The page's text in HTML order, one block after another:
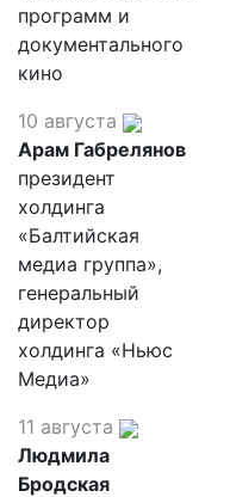
программ и
документального
кино
10 августа
Арам Габрелянов
президент
холдинга
«Балтийская
медиа группа»,
генеральный
директор
холдинга «Ньюс
Медиа»
11 августа
Людмила
Бродская